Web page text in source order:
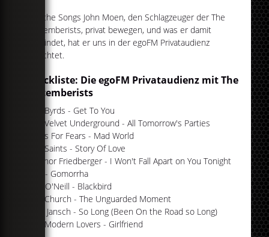
Welche Songs John Moen, den Schlagzeuger der The
Decemberists, privat bewegen, und was er damit
verbindet, hat er uns in der egoFM Privataudienz
berichtet.
Trackliste: Die egoFM Privataudienz mit The
Decemberists
The Byrds - Get To You
The Velvet Underground - All Tomorrow's Parties
Tears For Fears - Mad World
The Saints - Story Of Love
Eleanor Friedberger - I Won't Fall Apart on You Tonight
Can - Gomorrha
Lisa O'Neill - Blackbird
The Church - The Unguarded Moment
Bert Jansch - So Long (Been On the Road so Long)
The Modern Lovers - Girlfriend